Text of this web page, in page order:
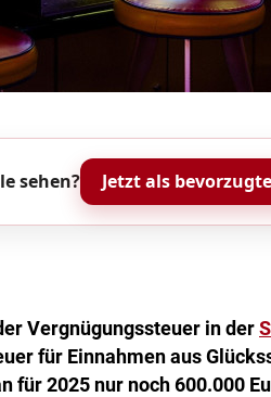
sehen? Jetzt als
Vergnügungssteuer in der
für Einnahmen aus
für 2025 nur noch 600.000